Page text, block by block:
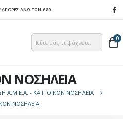
ΑΝΩ ΤΩΝ €80
0
ΝΟΣΗΛΕΙΑ
Α.Μ.Ε.Α. - ΚΑΤ' ΟΙΚΟΝ ΝΟΣΗΛΕΙΑ
ΝΟΣΗΛΕΙΑ